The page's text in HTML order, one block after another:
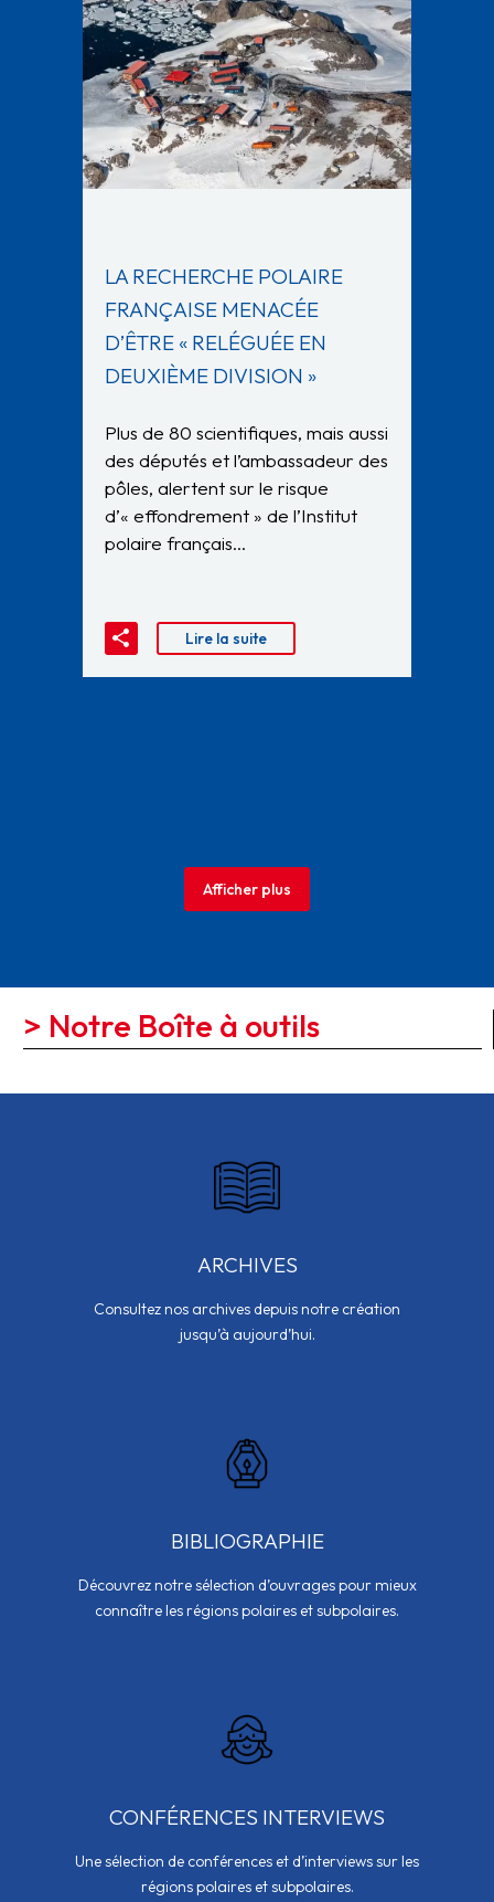
LA RECHERCHE POLAIRE
FRANÇAISE MENACÉE
D’ÊTRE « RELÉGUÉE EN
DEUXIÈME DIVISION »
Plus de 80 scientifiques, mais aussi
des députés et l’ambassadeur des
pôles, alertent sur le risque
d’« effondrement » de l’Institut
polaire français…
Lire la suite
Afficher plus
> Notre Boîte à outils
ARCHIVES
Consultez nos archives depuis notre création
jusqu’à aujourd’hui.
BIBLIOGRAPHIE
Découvrez notre sélection d’ouvrages pour mieux
connaître les régions polaires et subpolaires.
CONFÉRENCES INTERVIEWS
Une sélection de conférences et d’interviews sur les
régions polaires et subpolaires.